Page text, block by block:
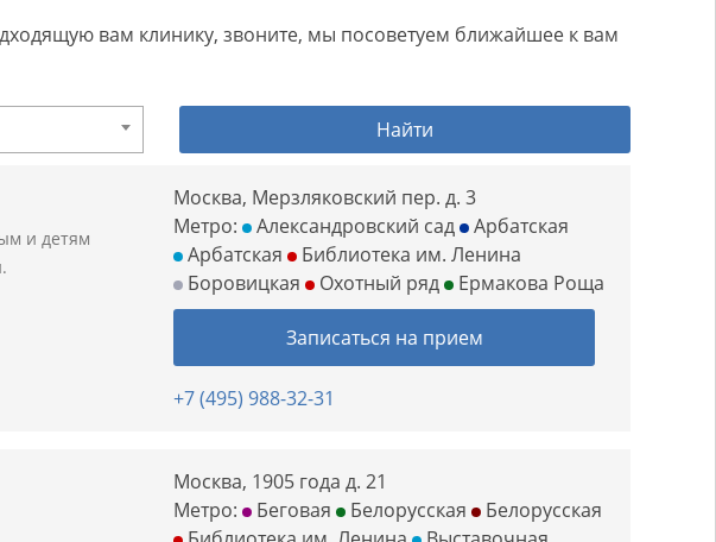
вам клинику, звоните, мы посоветуем ближайшее к вам
Найти
и детям
Москва, Мерзляковский пер. д. 3
Метро:
Александровский сад
Арбатская
Арбатская
Библиотека им. Ленина
Боровицкая
Охотный ряд Ермакова Роща
Записаться на прием
+7 (495) 988-32-31
Москва, 1905 года д. 21
Метро:
Беговая Белорусская
Белорусская